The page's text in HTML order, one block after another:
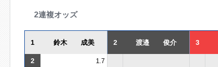
2連複オッズ
1 鈴木 成美 2 渡邉 俊介 3
2 1.7